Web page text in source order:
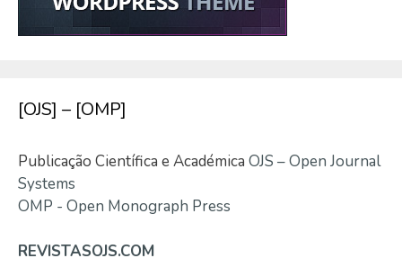
[OJS] – [OMP]
Publicação Científica e Académica OJS – Open Journal
Systems
OMP - Open Monograph Press
REVISTASOJS.COM